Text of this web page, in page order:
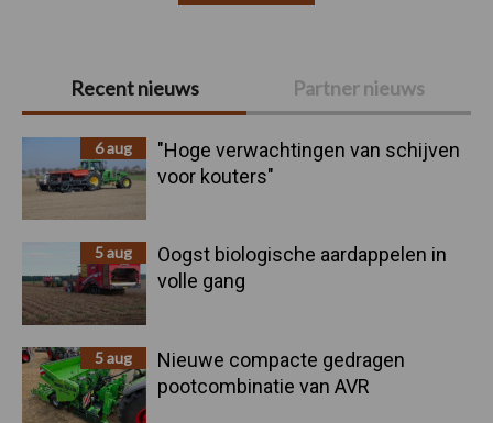
Primaire
Sidebar
Recent nieuws Partner nieuws
6 aug
"Hoge verwachtingen van schijven
voor kouters"
5 aug
Oogst biologische aardappelen in
volle gang
5 aug
Nieuwe compacte gedragen
pootcombinatie van AVR